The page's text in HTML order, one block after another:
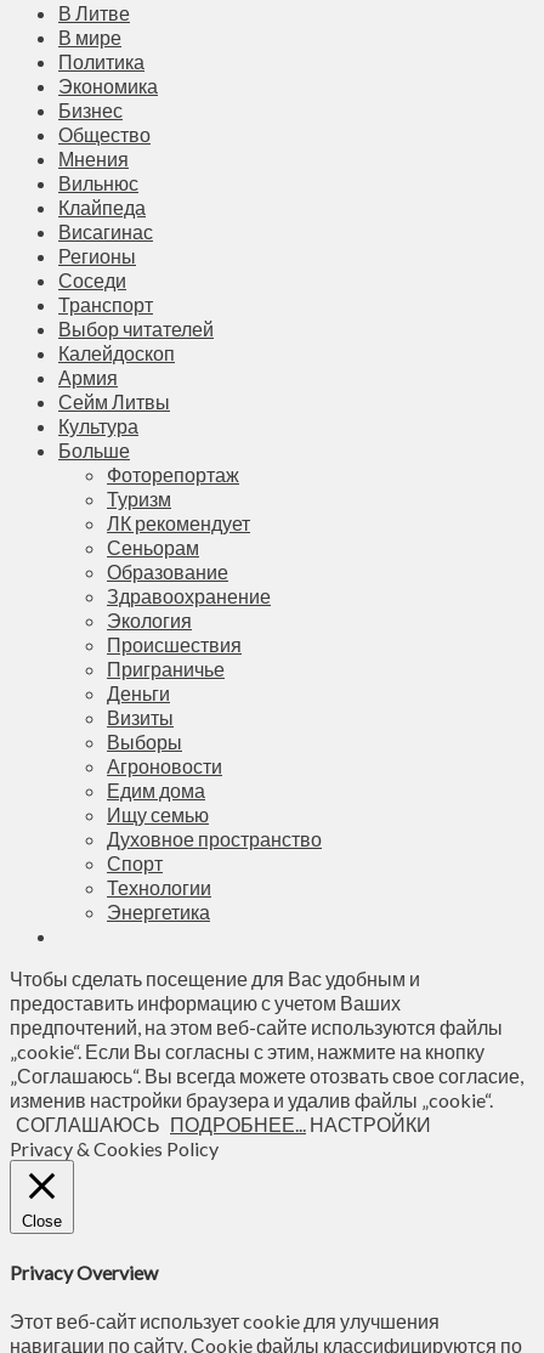
В Литве
В мире
Политика
Экономика
Бизнес
Общество
Мнения
Вильнюс
Клайпеда
Висагинас
Регионы
Соседи
Транспорт
Выбор читателей
Калейдоскоп
Армия
Сейм Литвы
Культура
Больше
Фоторепортаж
Туризм
ЛК рекомендует
Сеньорам
Образование
Здравоохранение
Экология
Происшествия
Приграничье
Деньги
Визиты
Выборы
Агроновости
Едим дома
Ищу семью
Духовное пространство
Спорт
Технологии
Энергетика
Чтобы сделать посещение для Вас удобным и
предоставить информацию с учетом Ваших
предпочтений, на этом веб-сайте используются файлы
„cookie“. Если Вы согласны с этим, нажмите на кнопку
„Соглашаюсь“. Вы всегда можете отозвать свое согласие,
изменив настройки браузера и удалив файлы „cookie“.
СОГЛАШАЮСЬ ПОДРОБНЕЕ... НАСТРОЙКИ
Privacy & Cookies Policy
Close
Privacy Overview
Этот веб-сайт использует cookie для улучшения
навигации по сайту. Сookie файлы классифицируются по